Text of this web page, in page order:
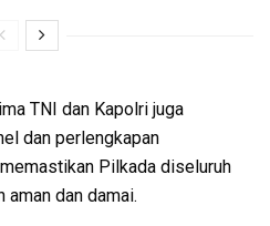
TNI dan Kapolri juga
dan perlengkapan
Pilkada diseluruh
aman dan damai.